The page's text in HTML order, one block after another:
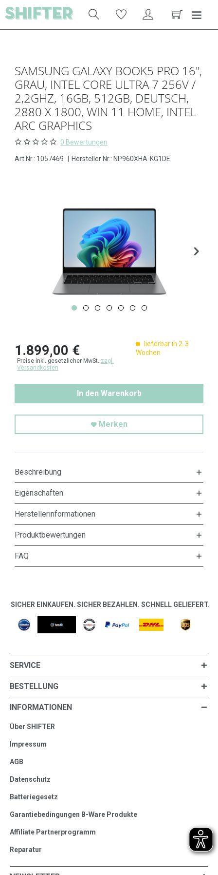
SAMSUNG GALAXY BOOK5 PRO 16",
GRAU, INTEL CORE ULTRA 7 256V /
2,2GHZ, 16GB, 512GB, DEUTSCH,
2880 X 1800, WIN 11 HOME, INTEL
ARC GRAPHICS
0 Bewertungen
Art.Nr.: 1057469 Hersteller Nr.: NP960XHA-KG1DE
1.899,00 €
Preise inkl. gesetzlicher MwSt. zzgl.
Versandkosten
lieferbar in 2-3
Wochen
In den Warenkorb
Merken
Beschreibung
Eigenschaften
Herstellerinformationen
Produktbewertungen
FAQ
SICHER EINKAUFEN. SICHER BEZAHLEN. SCHNELL GELIEFERT.
SERVICE
BESTELLUNG
INFORMATIONEN
Über SHIFTER
Impressum
AGB
Datenschutz
Batteriegesetz
Garantiebedingungen B-Ware Produkte
Affiliate Partnerprogramm
Reparatur